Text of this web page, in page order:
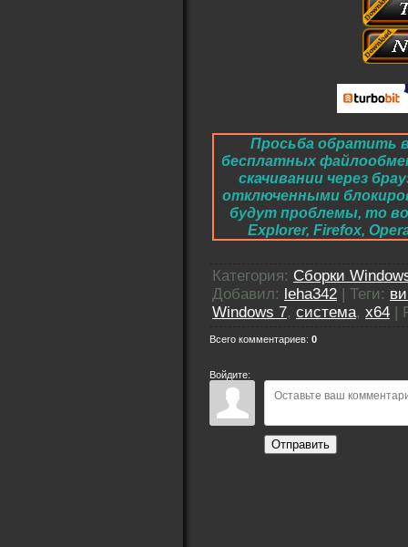
Просьба обратить
бесплатных
скачивании через
отключенными
будут проблемы, то
Explorer, Firefox,
Категория: Сборки
Добавил: leha342 Теги:
Windows 7, система, x64
Всего комментариев: 0
Войдите:
Отправить